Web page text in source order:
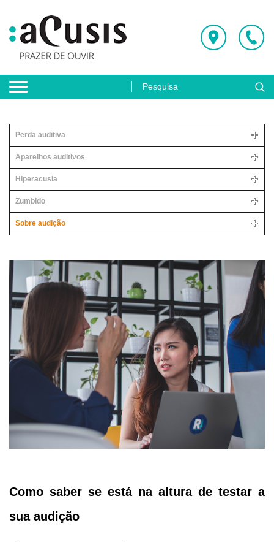
Perda auditiva
Aparelhos auditivos
Hiperacusia
Zumbido
Sobre audição
Como saber se está na altura de testar a
sua audição